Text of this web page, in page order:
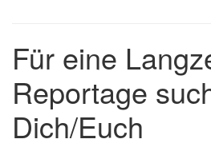
Für eine
Reportage
Dich/Euch